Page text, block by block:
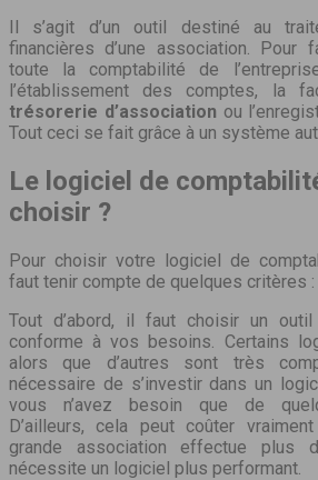
Il s’agit d’un outil destiné au
financières d’une association.
toute la comptabilité de
l’établissement des comptes, la
trésorerie d’association ou
Tout ceci se fait grâce à un système
Le logiciel de
choisir ?
Pour choisir votre logiciel de
faut tenir compte de quelques critères :
Tout d’abord, il faut choisir un
conforme à vos besoins. Certains
alors que d’autres sont très
nécessaire de s’investir dans un
vous n’avez besoin que de
D’ailleurs, cela peut coûter
grande association effectue plus
nécessite un logiciel plus performant.